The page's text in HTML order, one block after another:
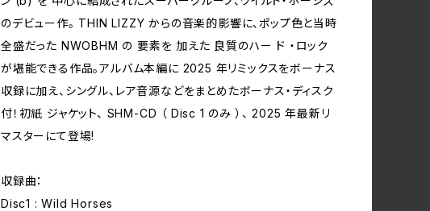
のデビュー作。 THIN LIZZY からの⾳楽的影響に、ポップ⾊と当時
全盛だった NWOBHM の 要素を 加えた 良質のハー ド ‧ロック
が堪能できる作品。アルバム本編に 2025 年リミックスをボーナス
収録に加え、シングル、レア⾳源などをまとめたボーナス‧ディスク
付！初紙 ジャケット、 SHM-CD （ Disc 1 のみ ）、 2025 年最新リ
マスターにて登場!
収録曲：
Disc1 : Wild Horses